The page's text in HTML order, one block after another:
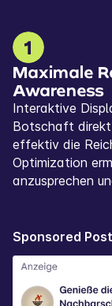
Maximale
Awareness
Interaktive
Botschaft direkt
effektiv die
Optimization
anzusprechen
Sponsored Post